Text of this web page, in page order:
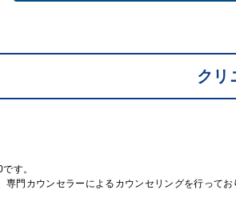
クリ
す。
門カウンセラーによるカウンセリングを行ってお